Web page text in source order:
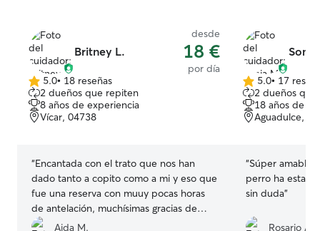
Britney L.
desde
18 €
por día
5.0
de
5
estrellas
5.0• 18 reseñas
2 dueños que repiten
8 años de experiencia
Vícar, 04738
“Encantada con el trato que nos han
dado tanto a copito como a mi y eso que
fue una reserva con muuy pocas horas
de antelación, muchísimas gracias de
verdad volveremos a contactar cuando
Aida M.
5.0
de
5
estrellas
5.0• 17
2 dueños
18 años de
Aguadulce,
“Súper amable
perro ha
sin duda”
Rosario A.